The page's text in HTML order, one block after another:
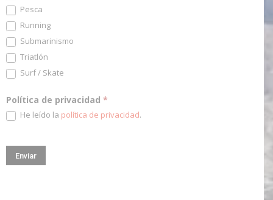
Pesca
Running
Submarinismo
Triatlón
Surf / Skate
Política de privacidad *
He leído la política de privacidad.